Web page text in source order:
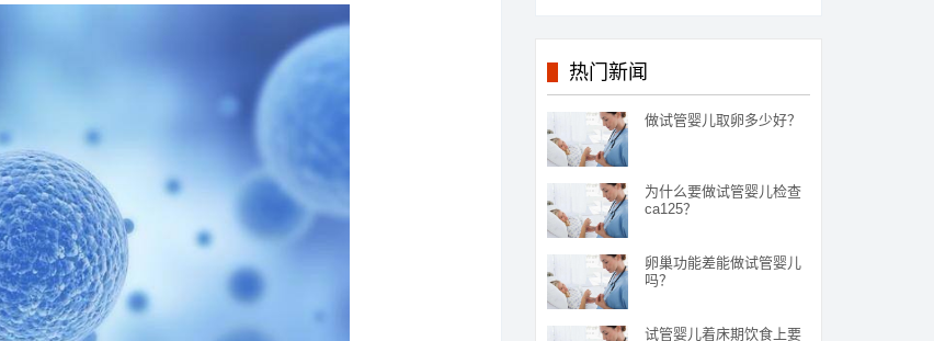
热门新闻
做试管婴儿取卵多少好？
为什么要做试管婴儿检查
ca125？
卵巢功能差能做试管婴儿
吗？
试管婴儿着床期饮食上要